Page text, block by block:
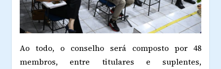
Ao todo, o conselho será composto por 48
membros, entre titulares e suplentes,